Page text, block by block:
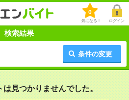
0
気になる！ ログイン
検索結果
条件の変更
見つかりませんでした。